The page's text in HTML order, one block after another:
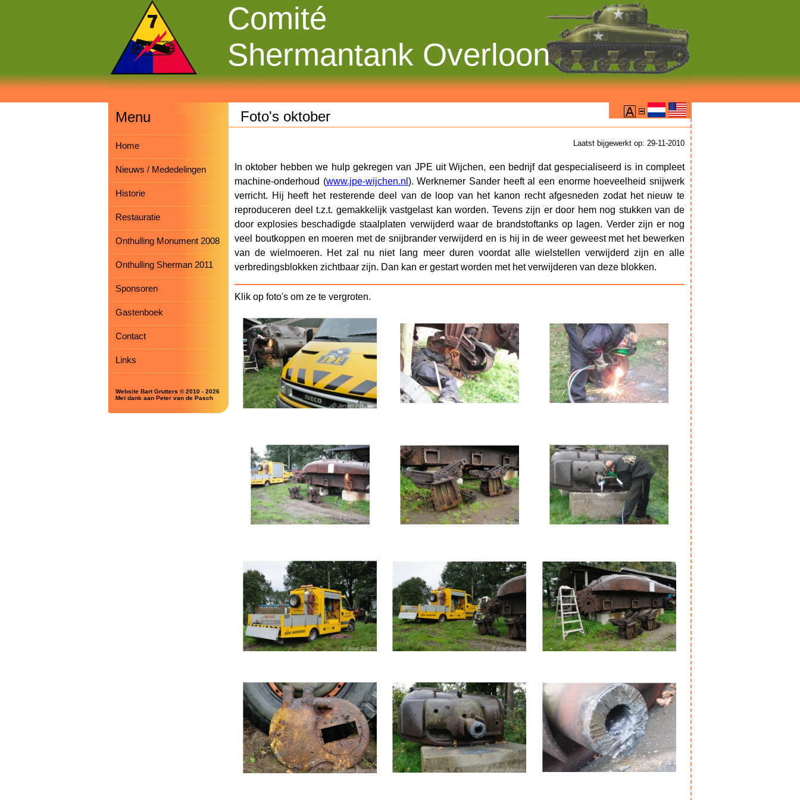
Comité
Shermantank Overloon
Menu
Home
Nieuws / Mededelingen
Historie
Restauratie
Onthulling Monument 2008
Onthulling Sherman 2011
Sponsoren
Gastenboek
Contact
Links
Website Bart Grutters © 2010 - 2026
Met dank aan Peter van de Pasch
Laatst bijgewerkt op: 29-11-2010
In oktober hebben we hulp gekregen van JPE uit Wijchen, een bedrijf dat gespecialiseerd is in compleet
machine-onderhoud (www.jpe-wijchen.nl ). Werknemer Sander heeft al een enorme hoeveelheid snijwerk
verricht. Hij heeft het resterende deel van de loop van het kanon recht afgesneden zodat het nieuw te
reproduceren deel t.z.t. gemakkelijk vastgelast kan worden. Tevens zijn er door hem nog stukken van de
door explosies beschadigde staalplaten verwijderd waar de brandstoftanks op lagen. Verder zijn er nog
veel boutkoppen en moeren met de snijbrander verwijderd en is hij in de weer geweest met het bewerken
van de wielmoeren. Het zal nu niet lang meer duren voordat alle wielstellen verwijderd zijn en alle
verbredingsblokken zichtbaar zijn. Dan kan er gestart worden met het verwijderen van deze blokken.
Klik op foto's om ze te vergroten.
Foto's oktober